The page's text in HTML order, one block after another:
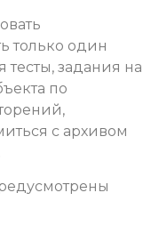
только один
тесты, задания на
по
с архивом